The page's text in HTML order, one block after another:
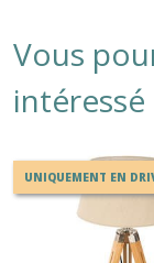
Vous
intéressé